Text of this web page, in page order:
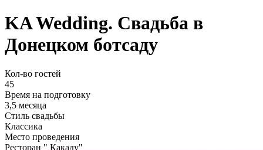
KA Wedding. Свадьба в
Донецком ботсаду
Кол-во гостей
45
Время на подготовку
3,5 месяца
Стиль свадьбы
Классика
Место проведения
Ресторан " Какаду"